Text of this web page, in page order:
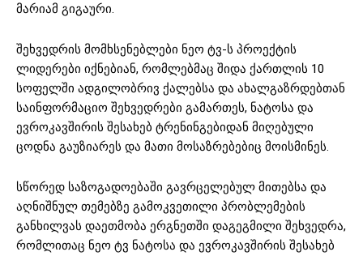
მარიამ გიგაური.
შეხვედრის მომხსენებლები ნეო ტვ-ს პროექტის
ლიდერები იქნებიან, რომლებმაც შიდა ქართლის 10
სოფელში ადგილობრივ ქალებსა და ახალგაზრდებთან
საინფორმაციო შეხვედრები გამართეს, ნატოსა და
ევროკავშირის შესახებ ტრენინგებიდან მიღებული
ცოდნა გაუზიარეს და მათი მოსაზრებებიც მოისმინეს.
სწორედ საზოგადოებაში გავრცელებულ მითებსა და
აღნიშნულ თემებზე გამოკვეთილი პრობლემების
განხილვას დაეთმობა ერგნეთში დაგეგმილი შეხვედრა,
რომლითაც ნეო ტვ ნატოსა და ევროკავშირის შესახებ